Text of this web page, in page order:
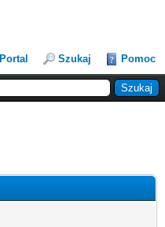
Portal Szukaj Pomoc